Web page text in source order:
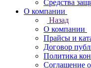
Средства
О компании
Назад
О компании
Прайсы и
Договор
Политика
Соглашение